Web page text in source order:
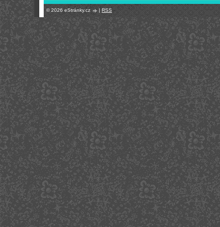
© 2026 eStránky.cz |RSS